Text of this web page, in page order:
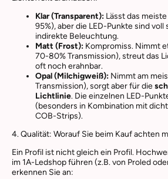
Klar (Transparent): Lässt das
95%), aber die LED-Punkte sind voll
indirekte Beleuchtung.
Matt (Frost): Kompromiss. Nimmt
70-80% Transmission), streut das
oft noch erahnbar.
Opal (Milchigweiß): Nimmt am
Transmission), sorgt aber für die
Lichtlinie. Die einzelnen LED-
(besonders in Kombination mit
COB-Strips).
4. Qualität: Worauf Sie beim Kauf achten
Ein Profil ist nicht gleich ein Profil.
im 1A-Ledshop führen (z.B. von Proled
erkennen Sie an: